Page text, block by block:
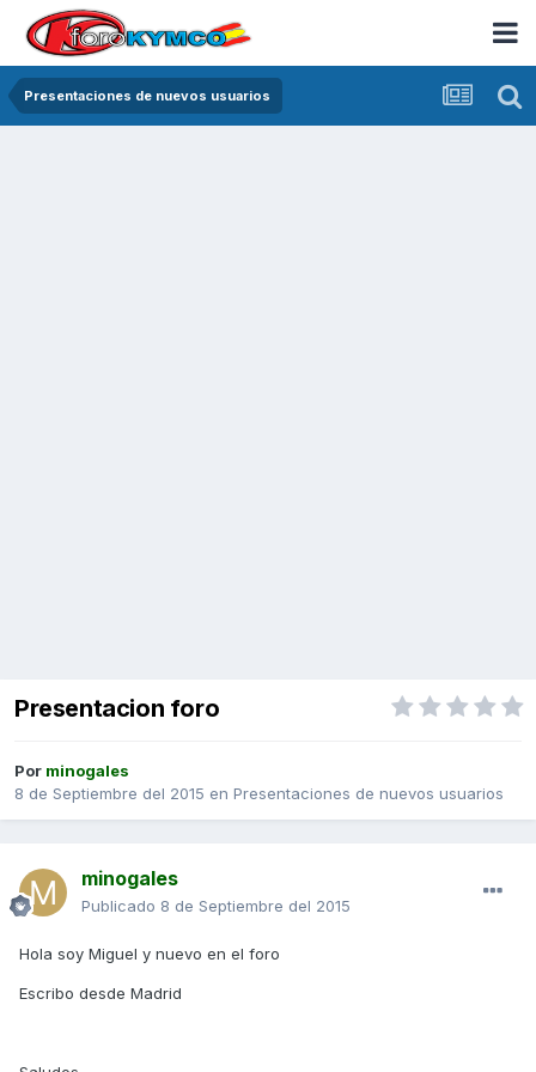
Presentaciones de nuevos usuarios
Presentacion foro
Por minogales
8 de Septiembre del 2015 en Presentaciones de nuevos usuarios
minogales
Publicado 8 de Septiembre del 2015
Hola soy Miguel y nuevo en el foro
Escribo desde Madrid